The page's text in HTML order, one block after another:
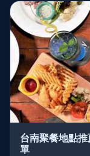
台南聚餐地點
單